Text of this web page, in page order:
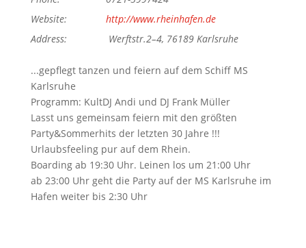
Website:
http://www.rheinhafen.de
Address:
Werftstr.2–4, 76189 Karlsruhe
...gepflegt tanzen und feiern auf dem Schiff MS
Karlsruhe
Programm: KultDJ Andi und DJ Frank Müller
Lasst uns gemeinsam feiern mit den größten
Party&Sommerhits der letzten 30 Jahre !!!
Urlaubsfeeling pur auf dem Rhein.
Boarding ab 19:30 Uhr. Leinen los um 21:00 Uhr
ab 23:00 Uhr geht die Party auf der MS Karlsruhe im
Hafen weiter bis 2:30 Uhr